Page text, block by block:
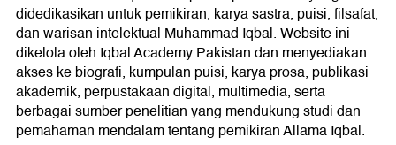
didedikasikan untuk pemikiran, karya sastra, puisi, filsafat,
dan warisan intelektual Muhammad Iqbal. Website ini
dikelola oleh Iqbal Academy Pakistan dan menyediakan
akses ke biografi, kumpulan puisi, karya prosa, publikasi
akademik, perpustakaan digital, multimedia, serta
berbagai sumber penelitian yang mendukung studi dan
pemahaman mendalam tentang pemikiran Allama Iqbal.